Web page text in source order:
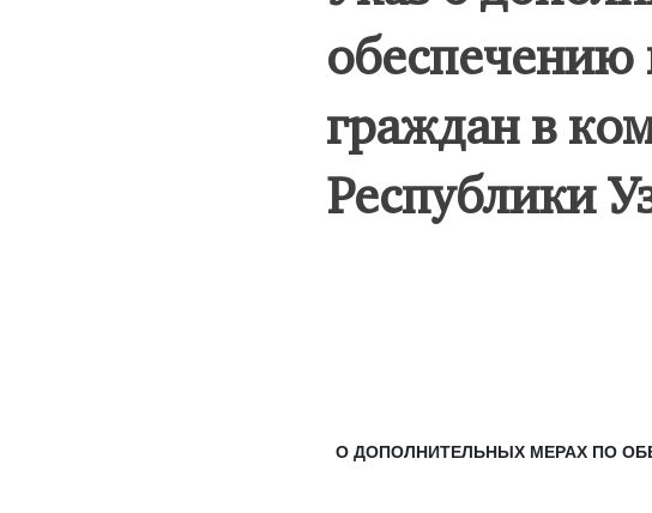
обеспечению
граждан в
Республики
О ДОПОЛНИТЕЛЬНЫХ МЕРАХ ПО